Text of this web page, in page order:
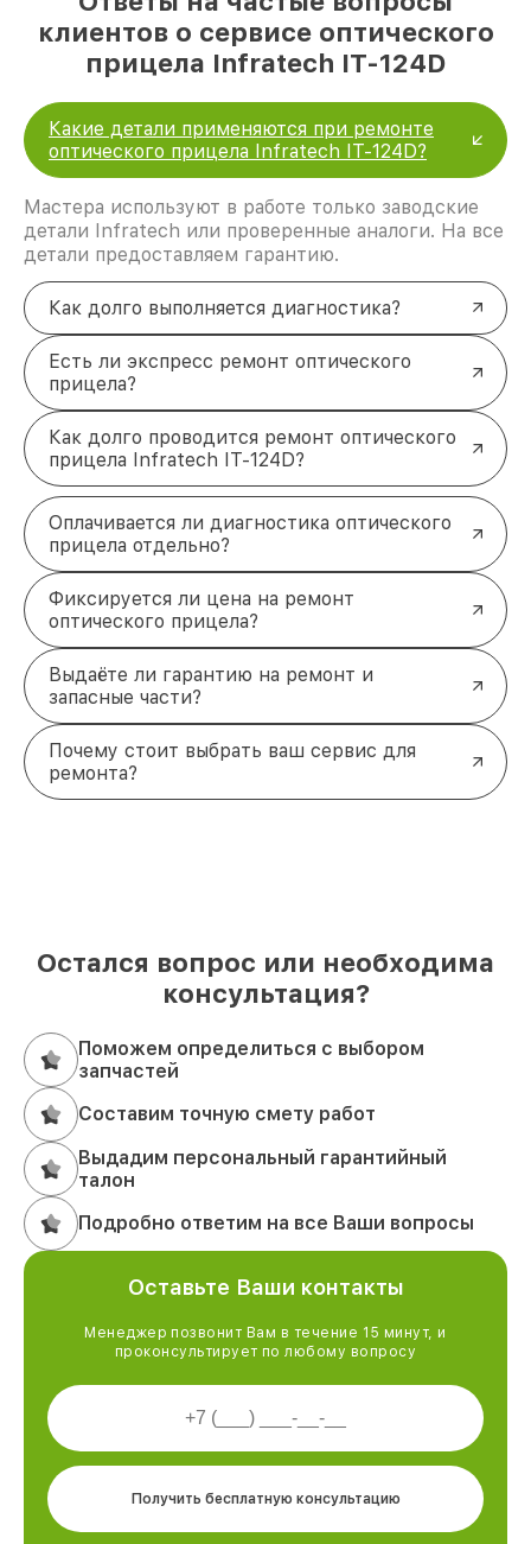
клиентов о сервисе оптического
прицела Infratech IT-124D
Какие детали применяются при ремонте
оптического прицела Infratech IT-124D?
Мастера используют в работе только заводские
детали Infratech или проверенные аналоги. На все
детали предоставляем гарантию.
Как долго выполняется диагностика?
Есть ли экспресс ремонт оптического
прицела?
Как долго проводится ремонт оптического
прицела Infratech IT-124D?
Оплачивается ли диагностика оптического
прицела отдельно?
Фиксируется ли цена на ремонт
оптического прицела?
Выдаёте ли гарантию на ремонт и
запасные части?
Почему стоит выбрать ваш сервис для
ремонта?
Остался вопрос или необходима
консультация?
Поможем определиться с выбором
запчастей
Составим точную смету работ
Выдадим персональный гарантийный
талон
Подробно ответим на все Ваши вопросы
Оставьте Ваши контакты
Менеджер позвонит Вам в течение 15 минут, и
проконсультирует по любому вопросу
Получить бесплатную консультацию